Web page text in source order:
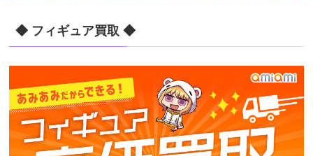
◆ フィギュア買取 ◆